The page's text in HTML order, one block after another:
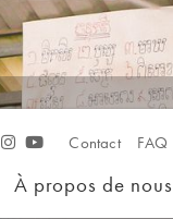
  Contact FAQ
À propos de nous